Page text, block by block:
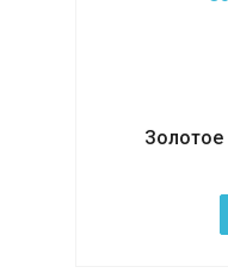
Золотое